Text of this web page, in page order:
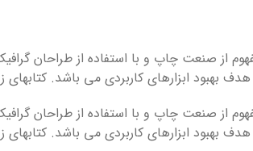
از صنعت چاپ و با استفاده از طراحان
با هدف بهبود ابزارهای کاربردی می باشد.
از صنعت چاپ و با استفاده از طراحان
با هدف بهبود ابزارهای کاربردی می باشد.